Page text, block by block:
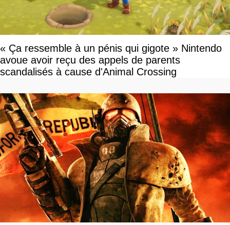
« Ça ressemble à un pénis qui gigote » Nintendo
avoue avoir reçu des appels de parents
scandalisés à cause d'Animal Crossing